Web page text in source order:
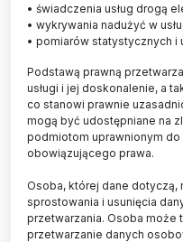
Gdańsk/ Robot
stworzony
trafił na UG
Naukowcy z
robota i przekazali
Chemii Uniwersytetu
fazy ciekłej i
UG.
• świadczenia usług drogą
• wykrywania nadużyć w
• pomiarów statystycznych i
Podstawą prawną
usługi i jej doskonalenie, a
co stanowi prawnie
mogą być udostępniane na
podmiotom uprawnionym
obowiązującego prawa.
Osoba, której dane dotyczą,
sprostowania i usunięcia
przetwarzania. Osoba może
przetwarzanie danych